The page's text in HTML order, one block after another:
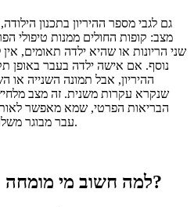
גם לגבי מספר ההיריון בתכנון
מצב: קופות החולים ממנות טיפולי
שני הריונות או שהיא ילדה תאומים, אין
נוסף. אם אישה ילדה בעבר באופן
ההיריון, אבל תמונה השנייה או
שנקרא עקרות משנית. זה מצב
הבריאות הפרטי, שמא מאפשר
עבר מבוגר משלושים ותשע, וגם לאחר שני ילדים.
למה חשוב מי מומחה הפוריות שמטפל בכם?